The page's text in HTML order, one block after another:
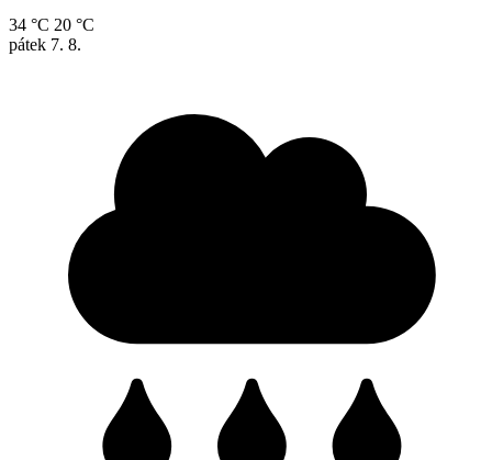
34 °C 20 °C
pátek 7. 8.